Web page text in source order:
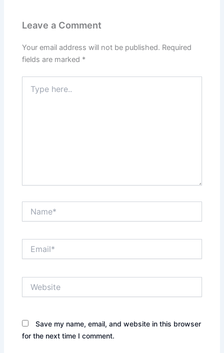
Leave a Comment
Your email address will not be published. Required
fields are marked *
here..
Save my name, email, and website in this browser
for the next time I comment.